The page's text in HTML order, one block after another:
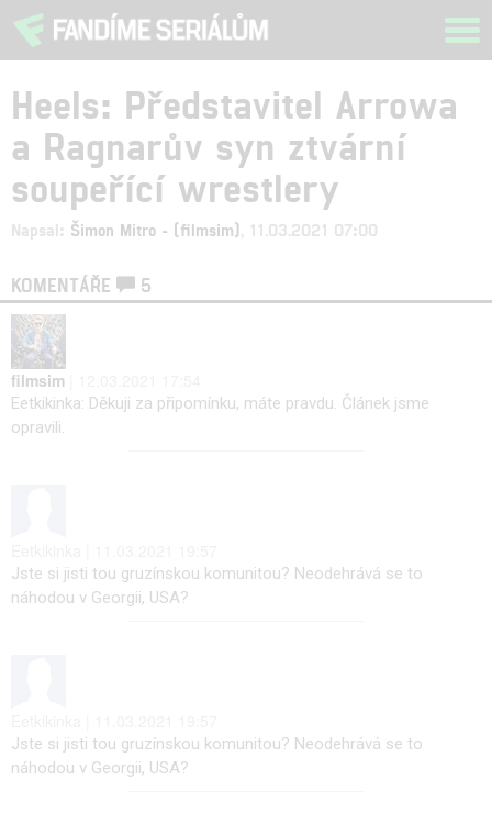
Heels: Představitel Arrowa
a Ragnarův syn ztvární
soupeřící wrestlery
Napsal: Šimon Mitro - (filmsim) , 11.03.2021 07:00
KOMENTÁŘE 5
filmsim
Eetkikinka: Děkuji za připomínku, máte pravdu. Článek jsme
opravili.
Jste si jisti tou gruzínskou komunitou? Neodehrává se to
náhodou v Georgii, USA?
Jste si jisti tou gruzínskou komunitou? Neodehrává se to
náhodou v Georgii, USA?